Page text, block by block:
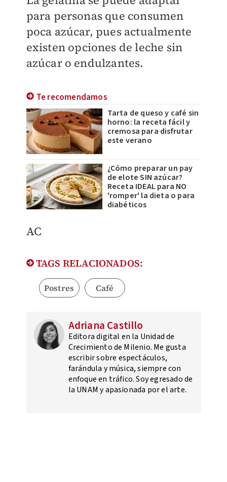
para personas que consumen
poca azúcar, pues actualmente
existen opciones de leche sin
azúcar o endulzantes.
Te recomendamos
Tarta de queso y café sin
horno: la receta fácil y
cremosa para disfrutar
este verano
¿Cómo preparar un pay
de elote SIN azúcar?
Receta IDEAL para NO
'romper' la dieta o para
diabéticos
AC
TAGS RELACIONADOS:
Postres Café
Adriana Castillo
Editora digital en la Unidad de
Crecimiento de Milenio. Me gusta
escribir sobre espectáculos,
farándula y música, siempre con
enfoque en tráfico. Soy egresado de
la UNAM y apasionada por el arte.